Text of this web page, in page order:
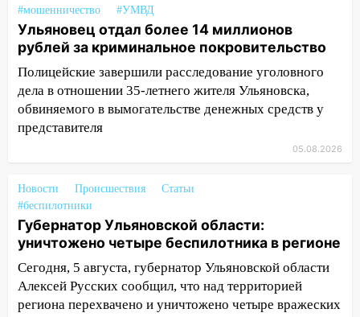
18:00 Мотофристайл, рок и силовой
экстрим: в Ульяновске пройдет
большой фестиваль «Наше время»
17:30 Где есть бензин в Ульяновске 5
августа после рабочего дня: список АЗС
17:05 «Обыск» по видеосвязи: в
Ульяновске задержали 19-летнюю
16:12
Едва не перерезал горло: в
Вешкайме посиделки с судимым
знакомым закончились для женщины
больницей
16:06 18-летняя девушка без прав
перевернулась на мопеде и попала в
больницу
#мошенничество
#УМВД
Ульяновец отдал более 14 миллионов
рублей за криминальное покровительство
Полицейские завершили расследование уголовного
дела в отношении 35-летнего жителя Ульяновска,
обвиняемого в вымогательстве денежных средств у
представителя
05.08.2026
Новости Происшествия
Статьи
#беспилотники
Губернатор Ульяновской области:
уничтожено четыре беспилотника в регионе
Сегодня, 5 августа, губернатор Ульяновской области
Алексей Русских сообщил, что над территорией
региона перехвачено и уничтожено четыре вражеских